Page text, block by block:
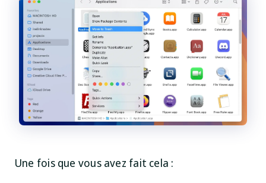
Une fois que vous avez fait cela :